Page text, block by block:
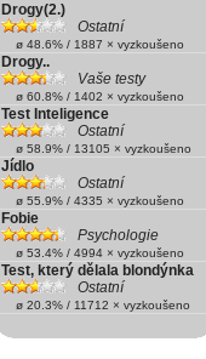
Drogy(2.)
Ostatní
ø 48.6% / 1887 × vyzkoušeno
Drogy..
Vaše testy
ø 60.8% / 1402 × vyzkoušeno
Test Inteligence
Ostatní
ø 58.9% / 13105 × vyzkoušeno
Jídlo
Ostatní
ø 55.9% / 4335 × vyzkoušeno
Fobie
Psychologie
ø 53.4% / 4994 × vyzkoušeno
Test, který dělala blondýnka
Ostatní
ø 20.3% / 11712 × vyzkoušeno